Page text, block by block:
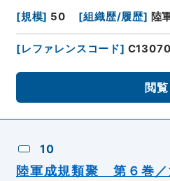
[規模] 50 [組織歴/履歴] 陸
[レファレンスコード]
閲覧
10
陸軍成規類聚 第６巻